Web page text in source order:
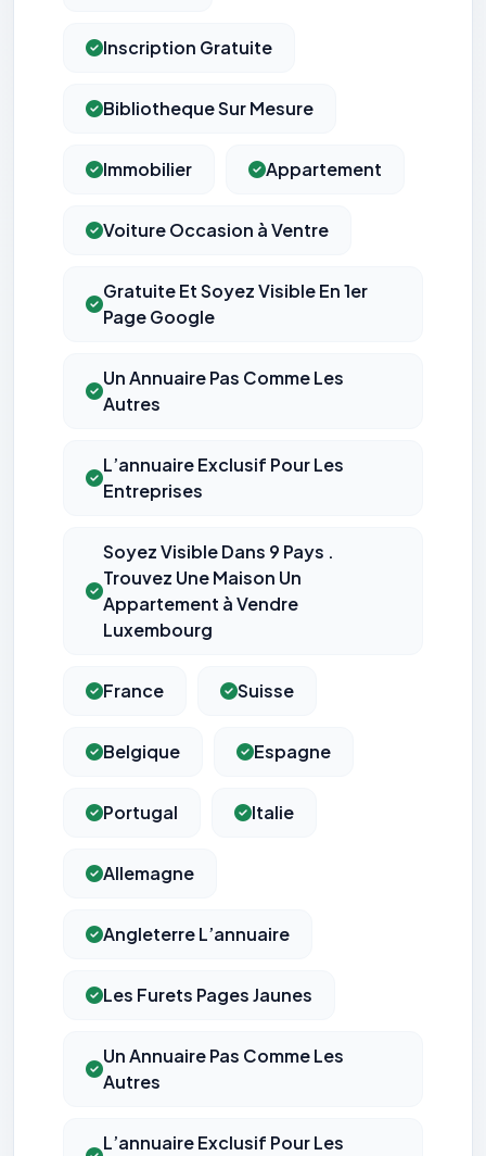
Inscription Gratuite
Bibliotheque Sur Mesure
Immobilier Appartement
Voiture Occasion à Ventre
Gratuite Et Soyez Visible En 1er
Page Google
Un Annuaire Pas Comme Les
Autres
L’annuaire Exclusif Pour Les
Entreprises
Soyez Visible Dans 9 Pays .
Trouvez Une Maison Un
Appartement à Vendre
Luxembourg
France Suisse
Belgique Espagne
Portugal Italie
Allemagne
Angleterre L’annuaire
Les Furets Pages Jaunes
Un Annuaire Pas Comme Les
Autres
L’annuaire Exclusif Pour Les